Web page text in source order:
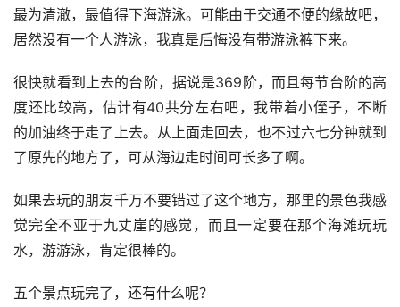
最为清澈，最值得下海游泳。可能由于交通不便的缘故吧，
居然没有一个人游泳，我真是后悔没有带游泳裤下来。
很快就看到上去的台阶，据说是369阶，而且每节台阶的高
度还比较高，估计有40共分左右吧，我带着小侄子，不断
的加油终于走了上去。从上面走回去，也不过六七分钟就到
了原先的地方了，可从海边走时间可长多了啊。
如果去玩的朋友千万不要错过了这个地方，那里的景色我感
觉完全不亚于九丈崖的感觉，而且一定要在那个海滩玩玩
水，游游泳，肯定很棒的。
五个景点玩完了，还有什么呢？